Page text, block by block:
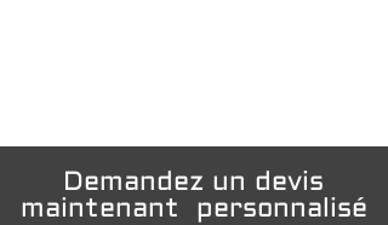
Demandez un devis
maintenant
personnalisé